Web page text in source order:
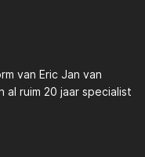
van Eric Jan van
ruim 20 jaar specialist